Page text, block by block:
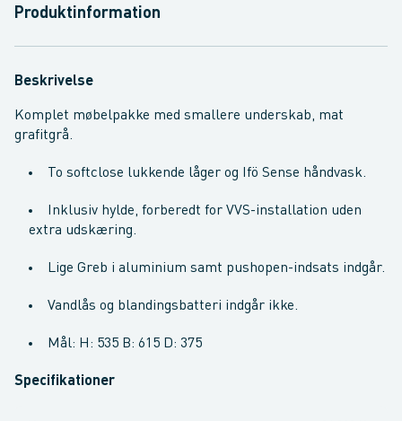
Produktinformation
Beskrivelse
Komplet møbelpakke med smallere underskab, mat
grafitgrå.
To softclose lukkende låger og Ifö Sense håndvask.
Inklusiv hylde, forberedt for VVS-installation uden
extra udskæring.
Lige Greb i aluminium samt pushopen-indsats indgår.
Vandlås og blandingsbatteri indgår ikke.
Mål: H: 535 B: 615 D: 375
Specifikationer